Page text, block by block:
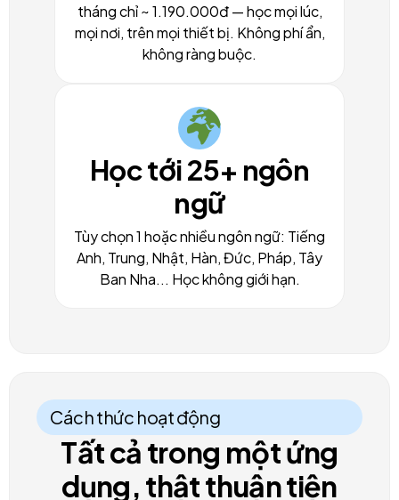
tháng chỉ ~ 1.190.000đ — học mọi lúc,
mọi nơi, trên mọi thiết bị. Không phí ẩn,
không ràng buộc.
Học tới 25+ ngôn
ngữ
Tùy chọn 1 hoặc nhiều ngôn ngữ: Tiếng
Anh, Trung, Nhật, Hàn, Đức, Pháp, Tây
Ban Nha... Học không giới hạn.
Cách thức hoạt động
Tất cả trong một ứng
dụng, thật thuận tiện